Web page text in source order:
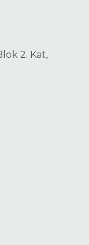
2. Kat,